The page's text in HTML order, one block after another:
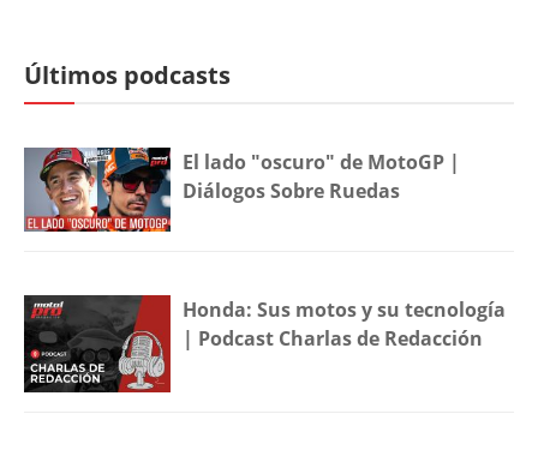
Últimos podcasts
El lado "oscuro" de MotoGP |
Diálogos Sobre Ruedas
Honda: Sus motos y su tecnología
| Podcast Charlas de Redacción